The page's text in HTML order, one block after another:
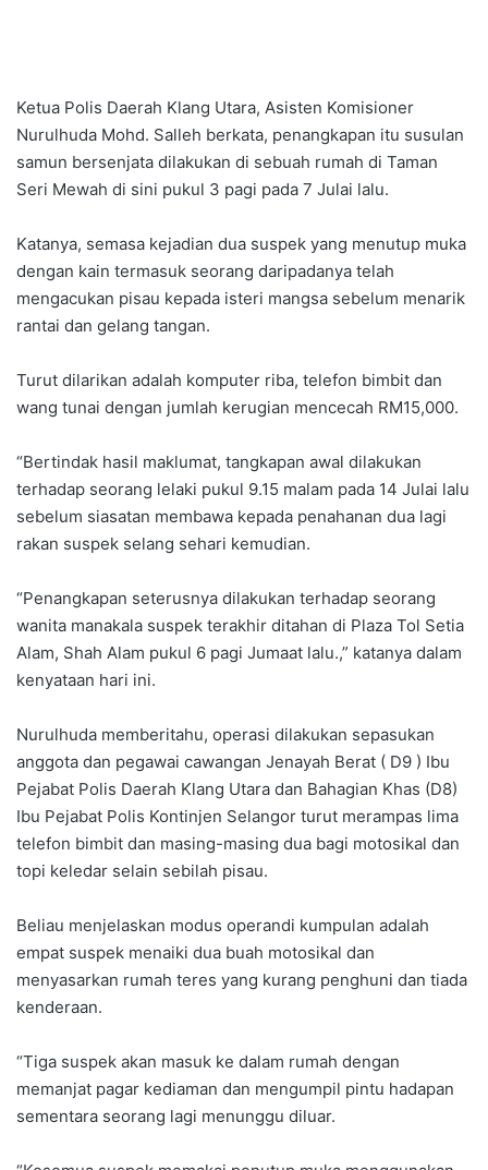
Ketua Polis Daerah Klang Utara, Asisten Komisioner
Nurulhuda Mohd. Salleh berkata, penangkapan itu susulan
samun bersenjata dilakukan di sebuah rumah di Taman
Seri Mewah di sini pukul 3 pagi pada 7 Julai lalu.
Katanya, semasa kejadian dua suspek yang menutup muka
dengan kain termasuk seorang daripadanya telah
mengacukan pisau kepada isteri mangsa sebelum menarik
rantai dan gelang tangan.
Turut dilarikan adalah komputer riba, telefon bimbit dan
wang tunai dengan jumlah kerugian mencecah RM15,000.
“Bertindak hasil maklumat, tangkapan awal dilakukan
terhadap seorang lelaki pukul 9.15 malam pada 14 Julai lalu
sebelum siasatan membawa kepada penahanan dua lagi
rakan suspek selang sehari kemudian.
“Penangkapan seterusnya dilakukan terhadap seorang
wanita manakala suspek terakhir ditahan di Plaza Tol Setia
Alam, Shah Alam pukul 6 pagi Jumaat lalu.,” katanya dalam
kenyataan hari ini.
Nurulhuda memberitahu, operasi dilakukan sepasukan
anggota dan pegawai cawangan Jenayah Berat ( D9 ) Ibu
Pejabat Polis Daerah Klang Utara dan Bahagian Khas (D8)
Ibu Pejabat Polis Kontinjen Selangor turut merampas lima
telefon bimbit dan masing-masing dua bagi motosikal dan
topi keledar selain sebilah pisau.
Beliau menjelaskan modus operandi kumpulan adalah
empat suspek menaiki dua buah motosikal dan
menyasarkan rumah teres yang kurang penghuni dan tiada
kenderaan.
“Tiga suspek akan masuk ke dalam rumah dengan
memanjat pagar kediaman dan mengumpil pintu hadapan
sementara seorang lagi menunggu diluar.